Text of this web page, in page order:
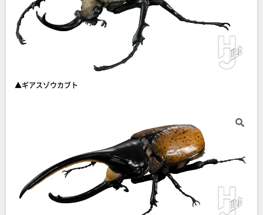
▲ギアスゾウカブト